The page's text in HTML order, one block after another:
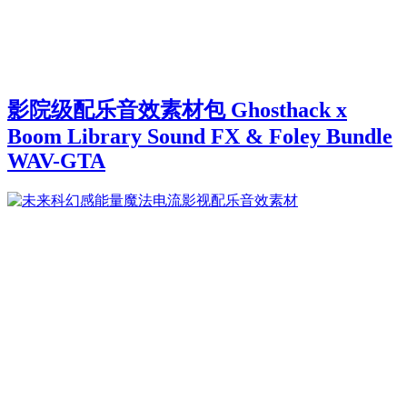
影院级配乐音效素材包 Ghosthack x
Boom Library Sound FX & Foley Bundle
WAV-GTA